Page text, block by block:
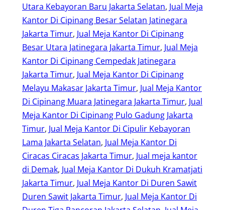
Utara Kebayoran Baru Jakarta Selatan, Jual Meja
Kantor Di Cipinang Besar Selatan Jatinegara
Jakarta Timur, Jual Meja Kantor Di Cipinang
Besar Utara Jatinegara Jakarta Timur, Jual Meja
Kantor Di Cipinang Cempedak Jatinegara
Jakarta Timur, Jual Meja Kantor Di Cipinang
Melayu Makasar Jakarta Timur, Jual Meja Kantor
Di Cipinang Muara Jatinegara Jakarta Timur, Jual
Meja Kantor Di Cipinang Pulo Gadung Jakarta
Timur, Jual Meja Kantor Di Cipulir Kebayoran
Lama Jakarta Selatan, Jual Meja Kantor Di
Ciracas Ciracas Jakarta Timur, Jual meja kantor
di Demak, Jual Meja Kantor Di Dukuh Kramatjati
Jakarta Timur, Jual Meja Kantor Di Duren Sawit
Duren Sawit Jakarta Timur, Jual Meja Kantor Di